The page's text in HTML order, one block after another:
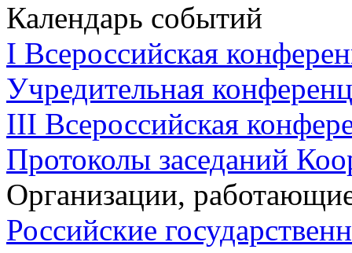
Календарь событий
I Всероссийская
Учредительная
III Всероссийская
Протоколы заседаний
Организации,
Российские